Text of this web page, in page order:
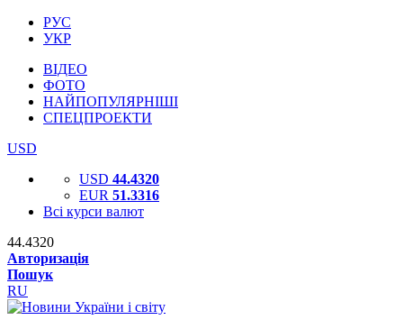
РУС
УКР
ВІДЕО
ФОТО
НАЙПОПУЛЯРНІШІ
СПЕЦПРОЕКТИ
USD
USD 44.4320
EUR 51.3316
Всі курси валют
44.4320
Авторизація
Пошук
RU